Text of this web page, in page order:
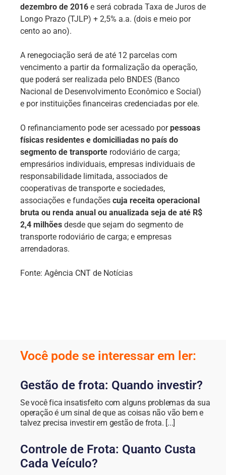
dezembro de 2016 e será cobrada Taxa de Juros de
Longo Prazo (TJLP) + 2,5% a.a. (dois e meio por
cento ao ano).
A renegociação será de até 12 parcelas com
vencimento a partir da formalização da operação,
que poderá ser realizada pelo BNDES (Banco
Nacional de Desenvolvimento Econômico e Social)
e por instituições financeiras credenciadas por ele.
O refinanciamento pode ser acessado porpessoas
físicas residentes e domiciliadas no país do
segmento de transporte rodoviário de carga;
empresários individuais, empresas individuais de
responsabilidade limitada, associados de
cooperativas de transporte e sociedades,
associações e fundações cuja receita operacional
bruta ou renda anual ou anualizada seja de até R$
2,4 milhões desde que sejam do segmento de
transporte rodoviário de carga; e empresas
arrendadoras.
Fonte: Agência CNT de Notícias
Você pode se interessar em ler:
Gestão de frota: Quando investir?
Se você fica insatisfeito com alguns problemas da sua
operação é um sinal de que as coisas não vão bem e
talvez precisa investir em gestão de frota. [...]
Controle de Frota: Quanto Custa
Cada Veículo?